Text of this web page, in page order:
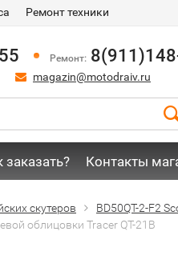
Ремонт техники
Ремонт:
magazin@motodraiv.ru
заказать? Контакты
скутеров
BD50QT-2-F2
облицовки Tracer QT-21B